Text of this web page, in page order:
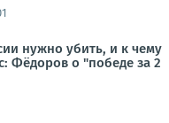
нужно убить, и к чему
Фёдоров о "победе за 2